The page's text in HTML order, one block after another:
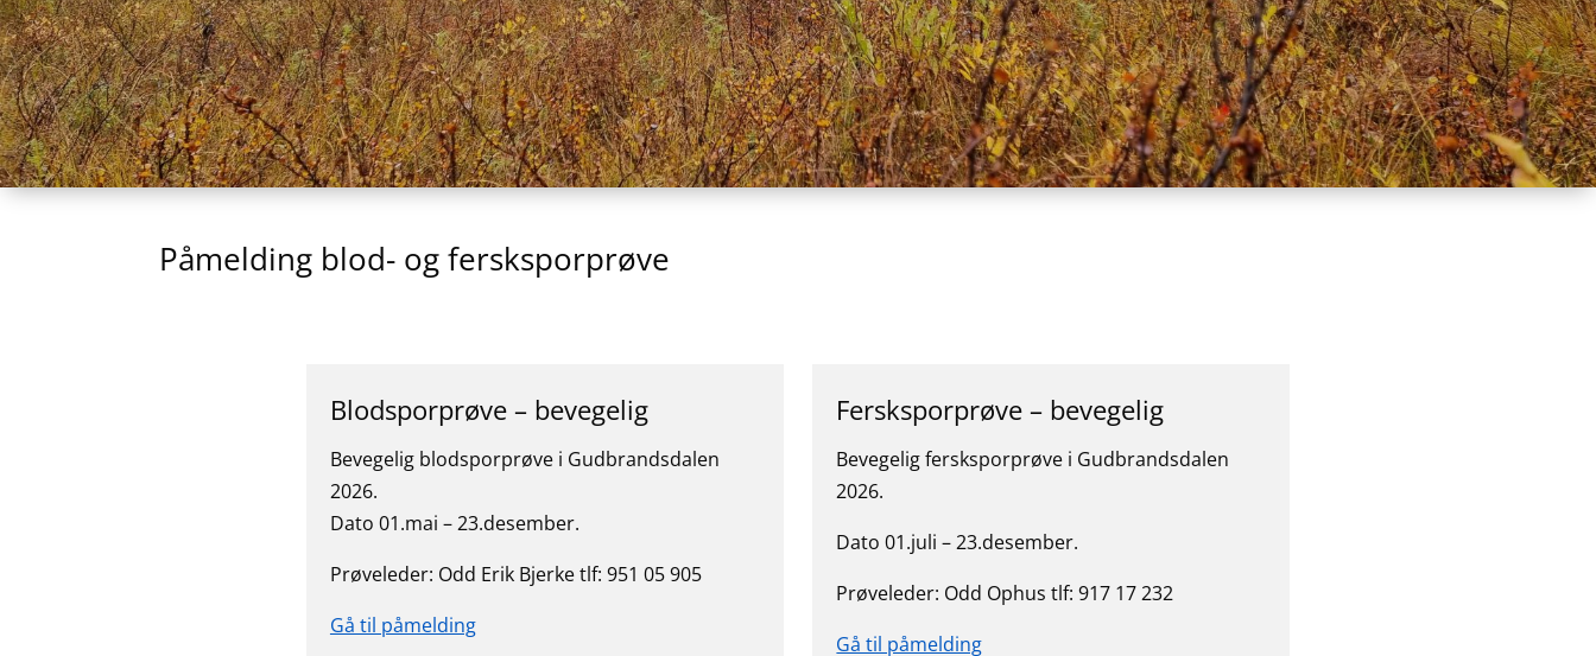
Påmelding blod- og fersksporprøve
Blodsporprøve – bevegelig
Bevegelig blodsporprøve i Gudbrandsdalen
2026.
Dato 01.mai – 23.desember.
Prøveleder: Odd Erik Bjerke tlf: 951 05 905
Gå til påmelding
Fersksporprøve – bevegelig
Bevegelig fersksporprøve i Gudbrandsdalen
2026.
Dato 01.juli – 23.desember.
Prøveleder: Odd Ophus tlf: 917 17 232
Gå til påmelding